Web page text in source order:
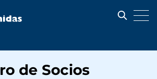
de Socios